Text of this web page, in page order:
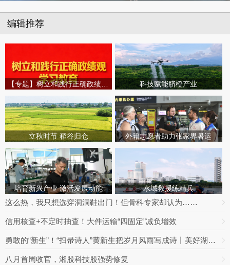
编辑推荐
科技赋能脐橙产业
立秋时节 稻谷归仓 外籍志愿者助力张家界暑运
培育新兴产业 激活发展动能 水域救援练精兵
这么热，我只想选穿洞洞鞋出门！但骨科专家却认为……
信用核查+不定时抽查！大件运输“四固定”减负增效
勇敢的“新生”！“扫帚诗人”黄新生把岁月风雨写成诗丨美好湖南推荐官
八月首周收官，湘股科技股强势修复